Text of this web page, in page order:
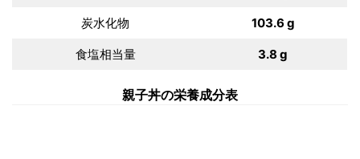
炭水化物 103.6 g
食塩相当量 3.8 g
親子丼の栄養成分表